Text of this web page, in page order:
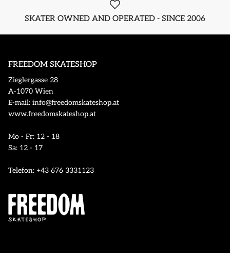
SKATER OWNED AND OPERATED - SINCE 2006
FREEDOM SKATESHOP
Zieglergasse 28
A-1070 Wien
E-mail: info@freedomskateshop.at
www.freedomskateshop.at
Mo - Fr: 12 - 18
Sa: 12 - 17
Telefon: +43 676 3331123